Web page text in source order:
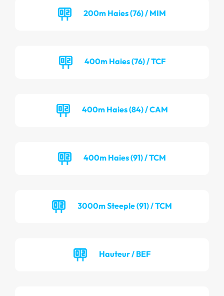
200m Haies (76) / MIM
400m Haies (76) / TCF
400m Haies (84) / CAM
400m Haies (91) / TCM
3000m Steeple (91) / TCM
Hauteur / BEF